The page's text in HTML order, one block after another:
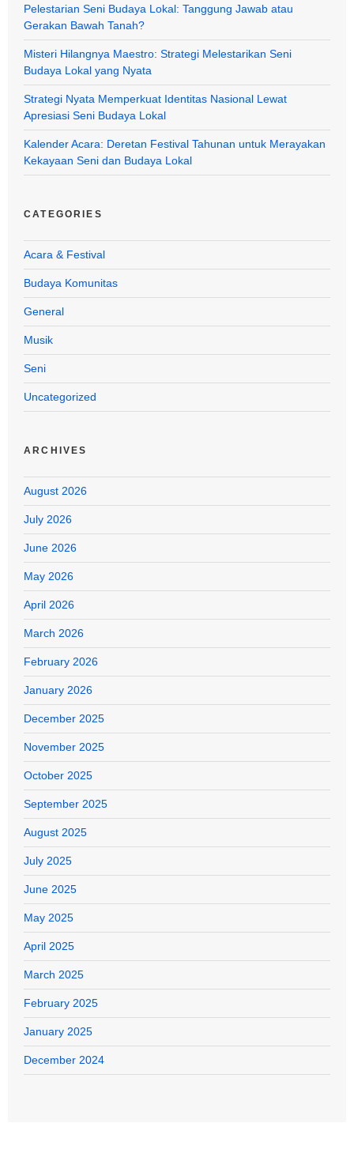
Pelestarian Seni Budaya Lokal: Tanggung Jawab atau
Gerakan Bawah Tanah?
Misteri Hilangnya Maestro: Strategi Melestarikan Seni
Budaya Lokal yang Nyata
Strategi Nyata Memperkuat Identitas Nasional Lewat
Apresiasi Seni Budaya Lokal
Kalender Acara: Deretan Festival Tahunan untuk Merayakan
Kekayaan Seni dan Budaya Lokal
CATEGORIES
Acara & Festival
Budaya Komunitas
General
Musik
Seni
Uncategorized
ARCHIVES
August 2026
July 2026
June 2026
May 2026
April 2026
March 2026
February 2026
January 2026
December 2025
November 2025
October 2025
September 2025
August 2025
July 2025
June 2025
May 2025
April 2025
March 2025
February 2025
January 2025
December 2024